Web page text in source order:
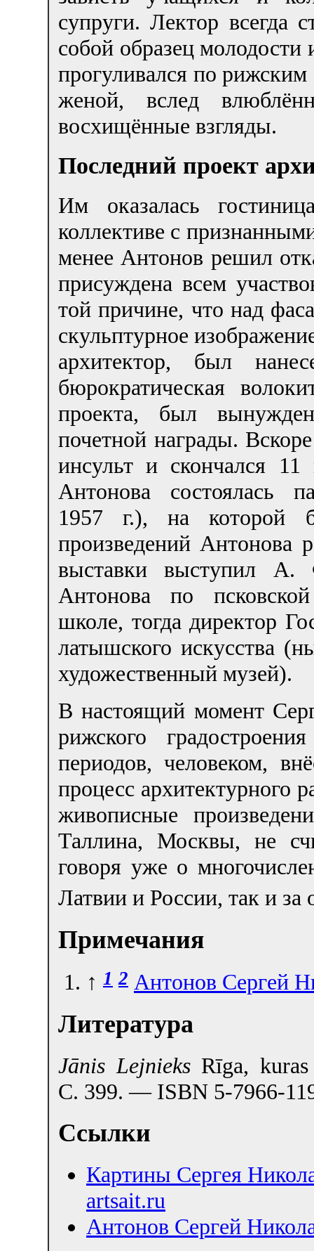
супруги. Лектор всегда
собой образец молодости
прогуливался по
женой, вслед
восхищённые взгляды.
Последний проект
Им оказалась
коллективе с
менее Антонов решил
присуждена всем
той причине, что над
скульптурное
архитектор, был
бюрократическая
проекта, был
почетной награды.
инсульт и скончался
Антонова состоялась
1957 г.), на которой
произведений Антонова
выставки выступил
Антонова по
школе, тогда директор
латышского искусства
художественный музей).
В настоящий момент
рижского
периодов, человеком,
процесс архитектурного
живописные
Таллина, Москвы, не
говоря уже о
Латвии и России, так и за
Примечания
↑ 1 2 Антонов Сергей
Литература
Jānis LejnieksRīga,
С. 399. — ISBN 5-7966-
Ссылки
Картины Сергея
artsait.ru
Антонов Сергей